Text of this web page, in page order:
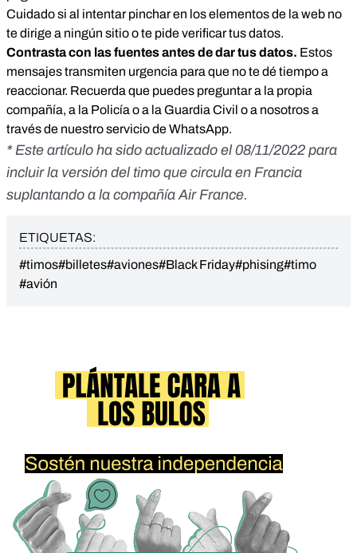
Cuidado si al intentar pinchar en los elementos de la web no
te dirige a ningún sitio o te pide verificar tus datos.
Contrasta con las fuentes antes de dar tus datos. Estos
mensajes transmiten urgencia para que no te dé tiempo a
reaccionar. Recuerda que puedes preguntar a la propia
compañía, a la Policía o a la Guardia Civil o a nosotros a
través de nuestro servicio de WhatsApp.
* Este artículo ha sido actualizado el 08/11/2022 para
incluir la versión del timo que circula en Francia
suplantando a la compañía Air France.
ETIQUETAS:
#timos#billetes#aviones#Black Friday#phising#timo
#avión